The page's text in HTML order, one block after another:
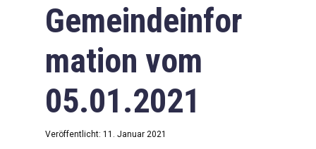
Gemeindeinfor
mation vom
05.01.2021
Veröffentlicht: 11. Januar 2021